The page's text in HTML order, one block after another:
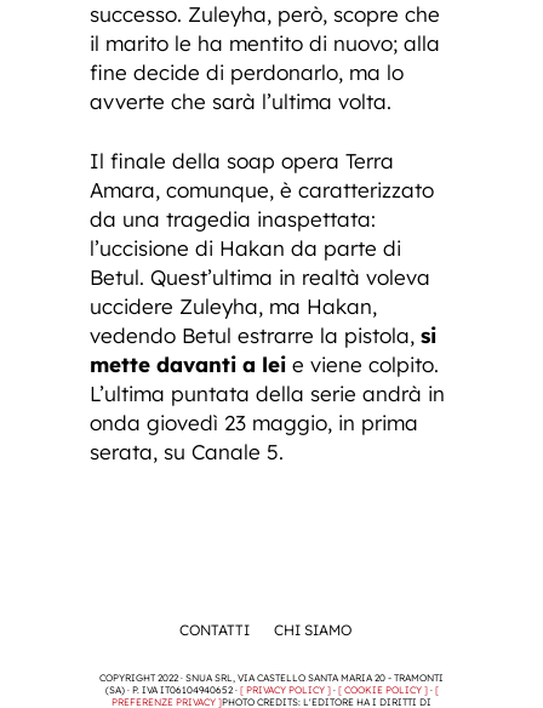
successo. Zuleyha, però, scopre che
il marito le ha mentito di nuovo; alla
fine decide di perdonarlo, ma lo
avverte che sarà l’ultima volta.
Il finale della soap opera Terra
Amara, comunque, è caratterizzato
da una tragedia inaspettata:
l’uccisione di Hakan da parte di
Betul. Quest’ultima in realtà voleva
uccidere Zuleyha, ma Hakan,
vedendo Betul estrarre la pistola, si
mette davanti a lei e viene colpito.
L’ultima puntata della serie andrà in
onda giovedì 23 maggio, in prima
serata, su Canale 5.
CONTATTI CHI SIAMO
COPYRIGHT 2022 · SNUA SRL, VIA CASTELLO SANTA MARIA 20 - TRAMONTI
(SA) · P. IVA IT06104940652 · [ PRIVACY POLICY ]· [ COOKIE POLICY ]· [
PREFERENZE PRIVACY ]PHOTO CREDITS: L'EDITORE HA I DIRITTI DI